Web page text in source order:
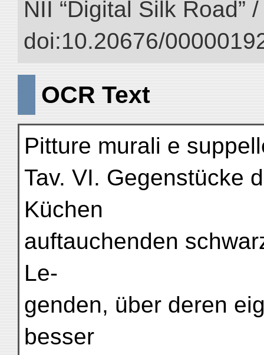
NII “Digital Silk Road”
doi:10.20676/
OCR Text
Pitture murali e
Tav. VI. Gegenstücke
Küchen
auftauchenden
Le-
genden, über deren
besser